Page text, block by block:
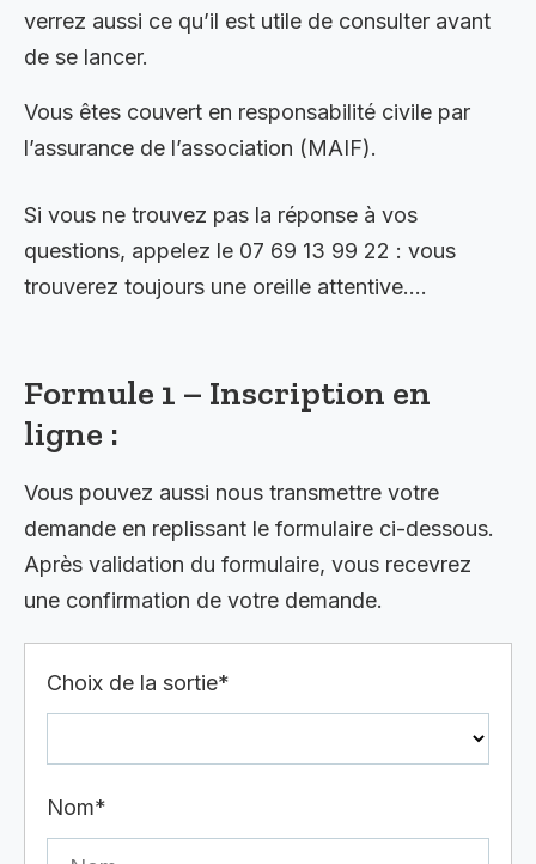
verrez aussi ce qu’il est utile de consulter avant
de se lancer.
Vous êtes couvert en responsabilité civile par
l’assurance de l’association (MAIF).
Si vous ne trouvez pas la réponse à vos
questions, appelez le 07 69 13 99 22 : vous
trouverez toujours une oreille attentive….
Formule 1 – Inscription en
ligne :
Vous pouvez aussi nous transmettre votre
demande en replissant le formulaire ci-dessous.
Après validation du formulaire, vous recevrez
une confirmation de votre demande.
Choix de la sortie*
Nom*